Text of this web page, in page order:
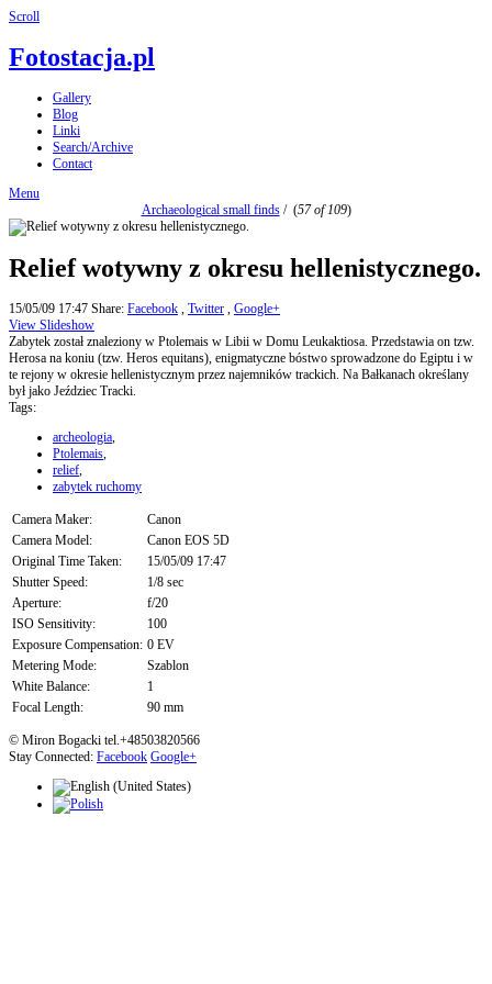
Scroll
Fotostacja.pl
Gallery
Blog
Linki
Search/Archive
Contact
Menu
Archaeological small finds/ (57 of 109)
Relief wotywny z okresu hellenistycznego.
15/05/09 17:47 Share: Facebook , Twitter , Google+
View Slideshow
Zabytek został znaleziony w Ptolemais w Libii w Domu Leukaktiosa. Przedstawia on tzw.
Herosa na koniu (tzw. Heros equitans), enigmatyczne bóstwo sprowadzone do Egiptu i w
te rejony w okresie hellenistycznym przez najemników trackich. Na Bałkanach określany
był jako Jeździec Tracki.
Tags:
archeologia,
Ptolemais,
relief,
zabytek ruchomy
Camera Maker:
Canon
Camera Model:
Canon EOS 5D
Original Time Taken:
15/05/09 17:47
Shutter Speed:
1/8 sec
Aperture:
f/20
ISO Sensitivity:
100
Exposure Compensation: 0 EV
Metering Mode:
Szablon
White Balance:
1
Focal Length:
90 mm
© Miron Bogacki tel.+48503820566
Stay Connected: Facebook Google+